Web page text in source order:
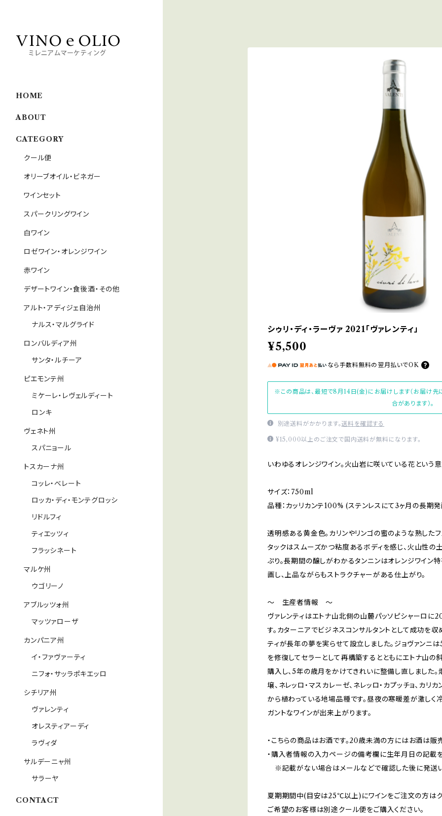
シゥリ・ディ・ラーヴァ 2021「ヴァレンティ」
¥5,500
なら 手数料無料の 翌月払いでOK
※この商品は、最短で8月14日(金)にお届けします（お届け先
合があります）。
別途送料がかかります。送料を確認する
¥15,000以上のご注文で国内送料が無料になります。
いわゆるオレンジワイン。火山岩に咲いている花という
サイズ：750ml
品種：カッリカンテ100% (ステンレスにて3ヶ月の長期
透明感ある黄金色。カリンやリンゴの蜜のような熟した
タックはスムーズかつ粘度あるボディを感じ、火山性の
ぷり。長期間の醸しがわかるタンニンはオレンジワイ
画し、上品ながらもストラクチャーがある仕上がり。
〜 生産者情報 〜
ヴァレンティはエトナ山北側の山麓パッソピシャーロ
す。カターニアでビジネスコンサルタントとして成功を収
ティが長年の夢を実らせて設立しました。ジョヴァン
を修復してセラーとして再構築するとともにエトナ山の
購入し、5年の歳月をかけてきれいに整備し直しまし
壌、ネレッロ・マスカレーゼ、ネレッロ・カプッチョ、カリ
から植わっている地場品種です。昼夜の寒暖差が激し
ガントなワインが出来上がります。
・こちらの商品はお酒です。20歳未満の方にはお酒は販
・購入者情報の入力ページの備考欄に生年月日の記載
※記載がない場合はメールなどで確認した後に発送い
夏期期間中(目安は25℃以上)にワインをご注文の方はク
ご希望のお客様は別途クール便をご購入ください。
HOME
ABOUT
CATEGORY
クール便
オリーブオイル・ビネガー
ワインセット
スパークリングワイン
白ワイン
ロゼワイン・オレンジワイン
赤ワイン
デザートワイン・食後酒・その他
アルト・アディジェ自治州
ナルス・マルグライド
ロンバルディア州
サンタ・ルチーア
ピエモンテ州
ミケーレ・レヴェルディート
ロンキ
ヴェネト州
スパニョール
トスカーナ州
コッレ・べレート
ロッカ・ディ・モンテグロッシ
リドルフィ
ティエッツィ
フラッシネート
マルケ州
ウゴリーノ
アブルッツォ州
マッツァローザ
カンパニア州
イ・ファヴァーティ
ニフォ・サッラポキエッロ
シチリア州
ヴァレンティ
オレスティアーディ
ラヴィダ
サルデーニャ州
サラーヤ
CONTACT